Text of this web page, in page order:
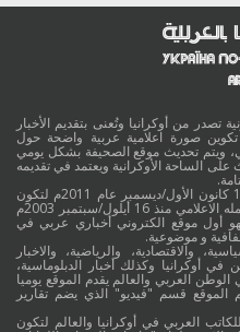
تصدر من أوكرانيا وتُعنى بتقديم الأخبار
تكوين صورة اعلامية عربية واضحة حول
ويتم تحديث موقع الصحيفة بشكل يومي
الساحة الأوكرانية ويعتمد في تقديمه
وقد جائت انطلاقة "أوكرانيا بالعربية" في 16 كانون الأول/ديسمبر عام 2011م لتكون
امتدادا للموقع العربي الاوكراني والذي بدأ عمله الاعلامي منذ 16 أيلول/سبتمبر 2003م
أول موقع الكتروني أخباري عربي في
و موضوعية.
والاقتصادية، والرياضية، والاخبار
في أوكرانيا وكذلك أخبار الدبلوماسية،
العربي والعالم يقدم الموقع يوميا
الموقع قسم "فيديو" الذي يضم تقارير
العربي في أوكرانيا والعالم لتكون